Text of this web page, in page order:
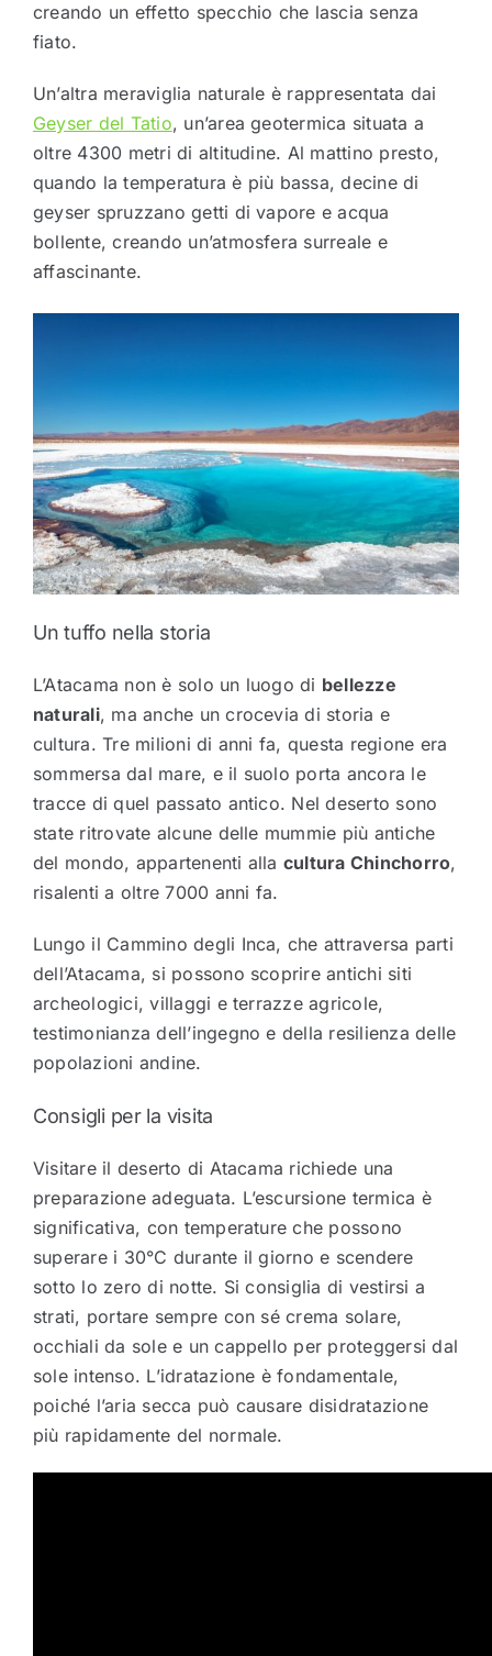
creando un effetto specchio che lascia senza
fiato.
Un’altra meraviglia naturale è rappresentata dai
Geyser del Tatio, un’area geotermica situata a
oltre 4300 metri di altitudine. Al mattino presto,
quando la temperatura è più bassa, decine di
geyser spruzzano getti di vapore e acqua
bollente, creando un’atmosfera surreale e
affascinante.
Un tuffo nella storia
L’Atacama non è solo un luogo di bellezze
naturali, ma anche un crocevia di storia e
cultura. Tre milioni di anni fa, questa regione era
sommersa dal mare, e il suolo porta ancora le
tracce di quel passato antico. Nel deserto sono
state ritrovate alcune delle mummie più antiche
del mondo, appartenenti alla cultura Chinchorro,
risalenti a oltre 7000 anni fa.
Lungo il Cammino degli Inca, che attraversa parti
dell’Atacama, si possono scoprire antichi siti
archeologici, villaggi e terrazze agricole,
testimonianza dell’ingegno e della resilienza delle
popolazioni andine.
Consigli per la visita
Visitare il deserto di Atacama richiede una
preparazione adeguata. L’escursione termica è
significativa, con temperature che possono
superare i 30°C durante il giorno e scendere
sotto lo zero di notte. Si consiglia di vestirsi a
strati, portare sempre con sé crema solare,
occhiali da sole e un cappello per proteggersi dal
sole intenso. L’idratazione è fondamentale,
poiché l’aria secca può causare disidratazione
più rapidamente del normale.